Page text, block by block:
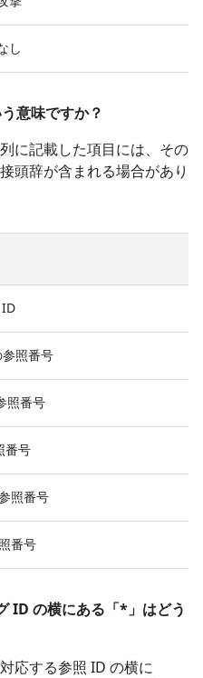
し
意味ですか？
列に記載した項目には、その
頭辞が含まれる場合があり
照番号
照番号
番号
照番号
番号
ID の横にある「*」はどう
応する参照 ID の横に